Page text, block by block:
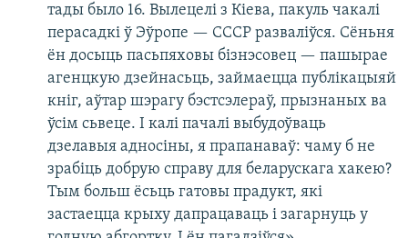
тады было 16. Вылецелі з Кіева, пакуль чакалі
перасадкі ў Эўропе — СССР разваліўся. Сёньня
ён досыць пасьпяховы бізнэсовец — пашырае
агенцкую дзейнасьць, займаецца публікацыяй
кніг, аўтар шэрагу бэстсэлераў, прызнаных ва
ўсім сьвеце. І калі пачалі выбудоўваць
дзелавыя адносіны, я прапанаваў: чаму б не
зрабіць добрую справу для беларускага хакею?
Тым больш ёсьць гатовы прадукт, які
застаецца крыху дапрацаваць і загарнуць у